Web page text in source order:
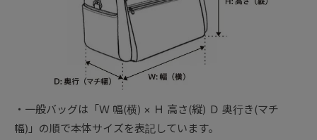
一般バッグは「Ｗ 幅(横) × Ｈ 高さ(縦) Ｄ 奥行き(マチ
幅)」の順で本体サイズを表記しています。